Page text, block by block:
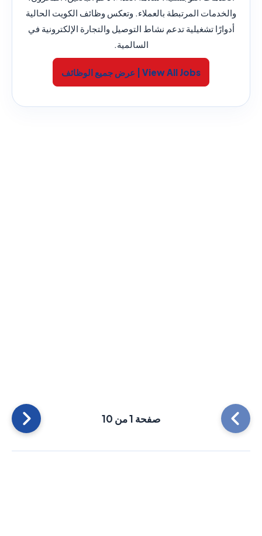
والخدمات المرتبطة بالعملاء. وتعكس وظائف الكويت الحالية
أدوارًا تشغيلية تدعم نشاط التوصيل والتجارة الإلكترونية في
السالمية.
View All Jobs | عرض جميع الوظائف
صفحة 1 من 10